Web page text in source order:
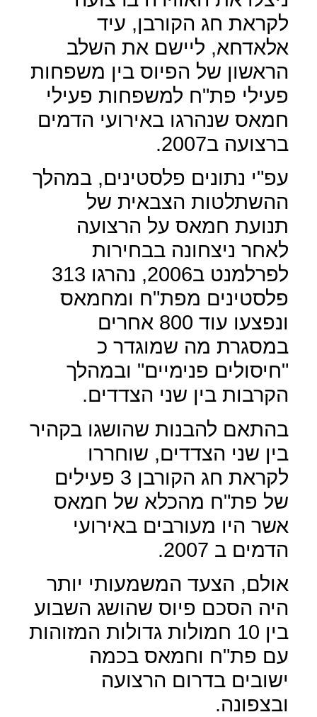
לקראת חג הקורבן, עיד
אלאדחא, ליישם את השלב
הראשון של הפיוס בין משפחות
פעילי פת"ח למשפחות פעילי
חמאס שנהרגו באירועי הדמים
ברצועה ב2007.
עפ"י נתונים פלסטינים, במהלך
ההשתלטות הצבאית של
תנועת חמאס על הרצועה
לאחר ניצחונה בבחירות
לפרלמנט ב2006, נהרגו 313
פלסטינים מפת"ח ומחמאס
ונפצעו עוד 800 אחרים
במסגרת מה שמוגדר כ
"חיסולים פנימיים" ובמהלך
הקרבות בין שני הצדדים.
בהתאם להבנות שהושגו בקהיר
בין שני הצדדים, שוחררו
לקראת חג הקורבן 3 פעילים
של פת"ח מהכלא של חמאס
אשר היו מעורבים באירועי
הדמים ב 2007.
אולם, הצעד המשמעותי יותר
היה הסכם פיוס שהושג השבוע
בין 10 חמולות גדולות המזוהות
עם פת"ח וחמאס בכמה
ישובים בדרום הרצועה
ובצפונה.